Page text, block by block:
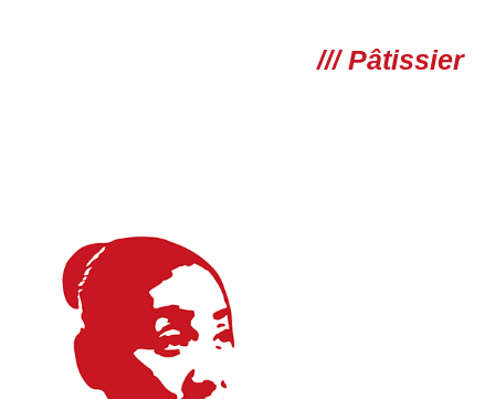
/// Pâtissier